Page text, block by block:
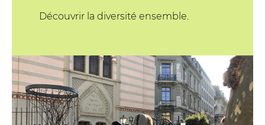
Découvrir la diversité ensemble.